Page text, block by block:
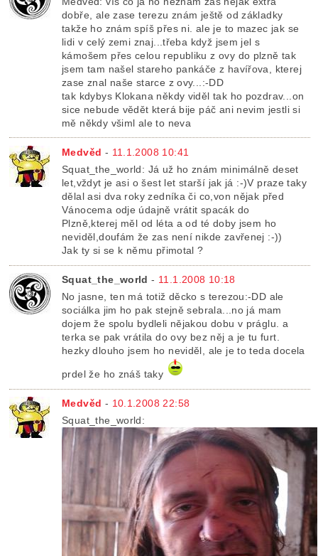
dobře, ale zase terezu znám ještě od základky
takže ho znám spíš přes ni. ale je to mazec jak se
lidi v celý zemi znaj...třeba když jsem jel s
kámošem přes celou republiku z ovy do plzně tak
jsem tam našel stareho pankáče z havířova, kterej
zase znal naše starce z ovy...:-DD
tak kdybys Klokana někdy viděl tak ho pozdrav...on
sice nebude vědět která bije páč ani nevim jestli si
mě někdy všiml ale to neva
Medvěd - 11.1.2008 10:41
Squat_the_world: Já už ho znám minimálně deset
let,vždyt je asi o šest let starší jak já :-)V praze taky
dělal asi dva roky zedníka či co,von nějak před
Vánocema odje údajně vrátit spacák do
Plzně,kterej měl od léta a od té doby jsem ho
neviděl,doufám že zas není nikde zavřenej :-))
Jak ty si se k němu přimotal ?
Squat_the_world - 11.1.2008 10:18
No jasne, ten má totiž děcko s terezou:-DD ale
sociálka jim ho pak stejně sebrala...no já mam
dojem že spolu bydleli nějakou dobu v práglu. a
terka se pak vrátila do ovy bez něj a je tu furt.
hezky dlouho jsem ho neviděl, ale je to teda docela
prdel že ho znáš taky
Medvěd - 10.1.2008 22:58
Squat_the_world: